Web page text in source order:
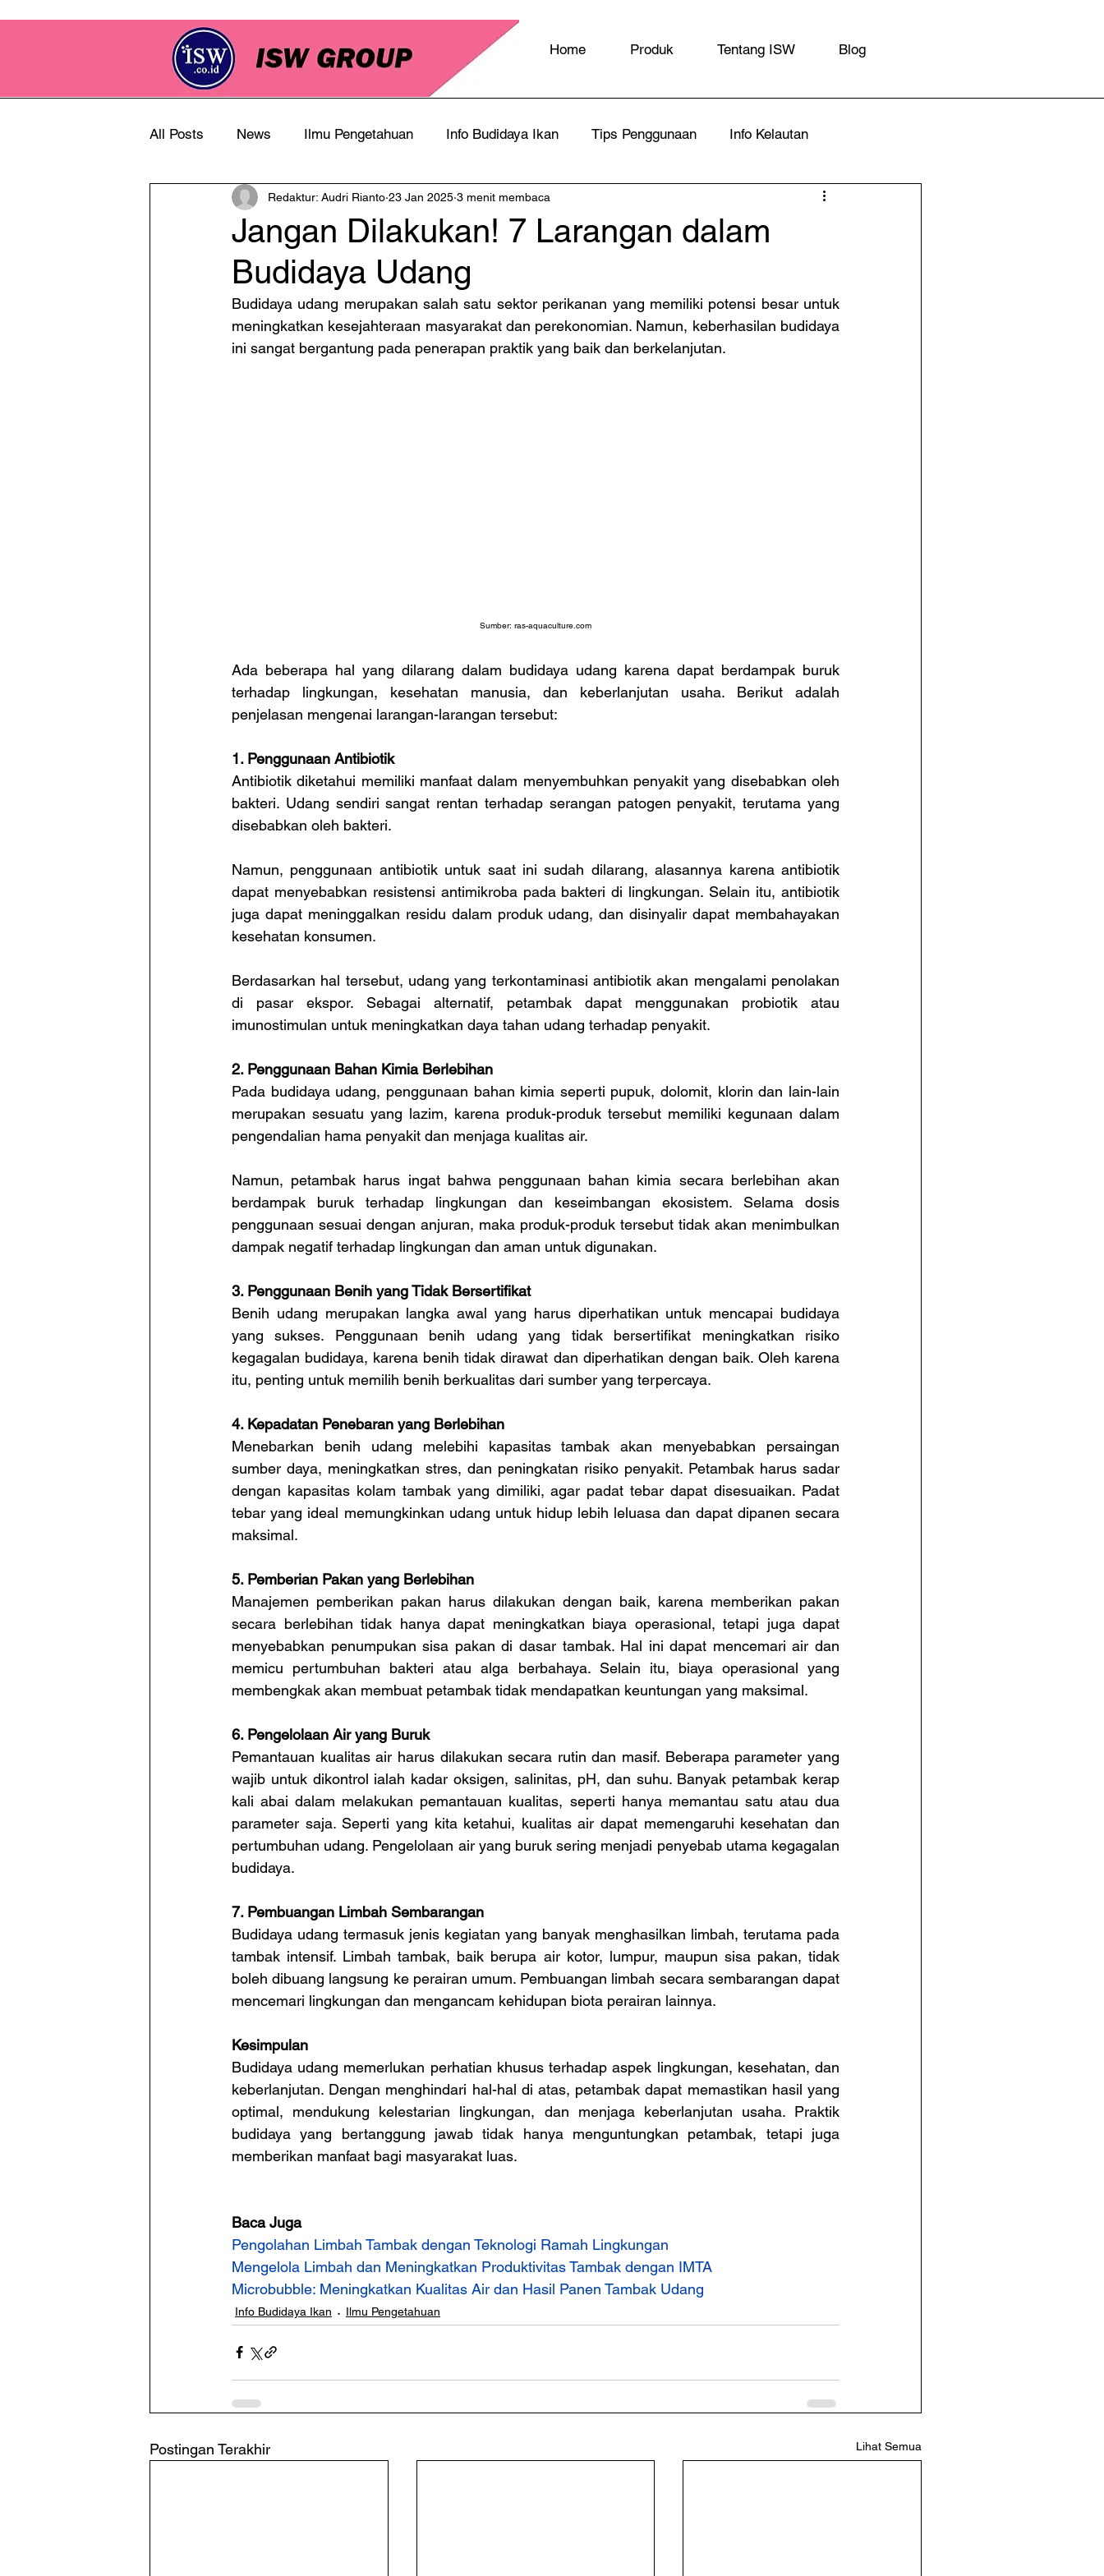
Home Produk Tentang ISW Blog
All Posts News Ilmu Pengetahuan Info Budidaya Ikan Tips Penggunaan Info Kelautan
Info Perkebunan
Jangan Dilakukan! 7 Larangan dalam
Budidaya Udang
Redaktur: Audri Rianto 23 Jan 2025 3 menit membaca
Budidaya udang merupakan salah satu sektor perikanan yang memiliki potensi besar untuk
meningkatkan kesejahteraan masyarakat dan perekonomian. Namun, keberhasilan budidaya
ini sangat bergantung pada penerapan praktik yang baik dan berkelanjutan.
Sumber: ras-aquaculture.com
Ada beberapa hal yang dilarang dalam budidaya udang karena dapat berdampak buruk
terhadap lingkungan, kesehatan manusia, dan keberlanjutan usaha. Berikut adalah
penjelasan mengenai larangan-larangan tersebut:
1. Penggunaan Antibiotik
Antibiotik diketahui memiliki manfaat dalam menyembuhkan penyakit yang disebabkan oleh
bakteri. Udang sendiri sangat rentan terhadap serangan patogen penyakit, terutama yang
disebabkan oleh bakteri.
Namun, penggunaan antibiotik untuk saat ini sudah dilarang, alasannya karena antibiotik
dapat menyebabkan resistensi antimikroba pada bakteri di lingkungan. Selain itu, antibiotik
juga dapat meninggalkan residu dalam produk udang, dan disinyalir dapat membahayakan
kesehatan konsumen.
Berdasarkan hal tersebut, udang yang terkontaminasi antibiotik akan mengalami penolakan
di pasar ekspor. Sebagai alternatif, petambak dapat menggunakan probiotik atau
imunostimulan untuk meningkatkan daya tahan udang terhadap penyakit.
2. Penggunaan Bahan Kimia Berlebihan
Pada budidaya udang, penggunaan bahan kimia seperti pupuk, dolomit, klorin dan lain-lain
merupakan sesuatu yang lazim, karena produk-produk tersebut memiliki kegunaan dalam
pengendalian hama penyakit dan menjaga kualitas air.
Namun, petambak harus ingat bahwa penggunaan bahan kimia secara berlebihan akan
berdampak buruk terhadap lingkungan dan keseimbangan ekosistem. Selama dosis
penggunaan sesuai dengan anjuran, maka produk-produk tersebut tidak akan menimbulkan
dampak negatif terhadap lingkungan dan aman untuk digunakan.
3. Penggunaan Benih yang Tidak Bersertifikat
Benih udang merupakan langka awal yang harus diperhatikan untuk mencapai budidaya
yang sukses. Penggunaan benih udang yang tidak bersertifikat meningkatkan risiko
kegagalan budidaya, karena benih tidak dirawat dan diperhatikan dengan baik. Oleh karena
itu, penting untuk memilih benih berkualitas dari sumber yang terpercaya.
4. Kepadatan Penebaran yang Berlebihan
Menebarkan benih udang melebihi kapasitas tambak akan menyebabkan persaingan
sumber daya, meningkatkan stres, dan peningkatan risiko penyakit. Petambak harus sadar
dengan kapasitas kolam tambak yang dimiliki, agar padat tebar dapat disesuaikan. Padat
tebar yang ideal memungkinkan udang untuk hidup lebih leluasa dan dapat dipanen secara
maksimal.
5. Pemberian Pakan yang Berlebihan
Manajemen pemberikan pakan harus dilakukan dengan baik, karena memberikan pakan
secara berlebihan tidak hanya dapat meningkatkan biaya operasional, tetapi juga dapat
menyebabkan penumpukan sisa pakan di dasar tambak. Hal ini dapat mencemari air dan
memicu pertumbuhan bakteri atau alga berbahaya. Selain itu, biaya operasional yang
membengkak akan membuat petambak tidak mendapatkan keuntungan yang maksimal.
6. Pengelolaan Air yang Buruk
Pemantauan kualitas air harus dilakukan secara rutin dan masif. Beberapa parameter yang
wajib untuk dikontrol ialah kadar oksigen, salinitas, pH, dan suhu. Banyak petambak kerap
kali abai dalam melakukan pemantauan kualitas, seperti hanya memantau satu atau dua
parameter saja. Seperti yang kita ketahui, kualitas air dapat memengaruhi kesehatan dan
pertumbuhan udang. Pengelolaan air yang buruk sering menjadi penyebab utama kegagalan
budidaya.
7. Pembuangan Limbah Sembarangan
Budidaya udang termasuk jenis kegiatan yang banyak menghasilkan limbah, terutama pada
tambak intensif. Limbah tambak, baik berupa air kotor, lumpur, maupun sisa pakan, tidak
boleh dibuang langsung ke perairan umum. Pembuangan limbah secara sembarangan dapat
mencemari lingkungan dan mengancam kehidupan biota perairan lainnya.
Kesimpulan
Budidaya udang memerlukan perhatian khusus terhadap aspek lingkungan, kesehatan, dan
keberlanjutan. Dengan menghindari hal-hal di atas, petambak dapat memastikan hasil yang
optimal, mendukung kelestarian lingkungan, dan menjaga keberlanjutan usaha. Praktik
budidaya yang bertanggung jawab tidak hanya menguntungkan petambak, tetapi juga
memberikan manfaat bagi masyarakat luas.
Baca Juga
Pengolahan Limbah Tambak dengan Teknologi Ramah Lingkungan
Mengelola Limbah dan Meningkatkan Produktivitas Tambak dengan IMTA
Microbubble: Meningkatkan Kualitas Air dan Hasil Panen Tambak Udang
Info Budidaya Ikan Ilmu Pengetahuan
Postingan Terakhir Lihat Semua